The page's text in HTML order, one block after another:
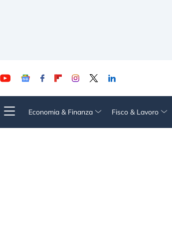
Economia & Finanza Fisco & Lavoro